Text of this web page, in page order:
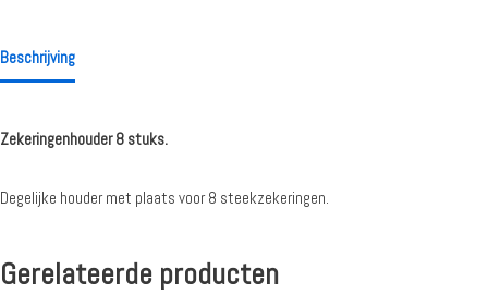
Beschrijving
Zekeringenhouder 8 stuks.
Degelijke houder met plaats voor 8 steekzekeringen.
Gerelateerde producten